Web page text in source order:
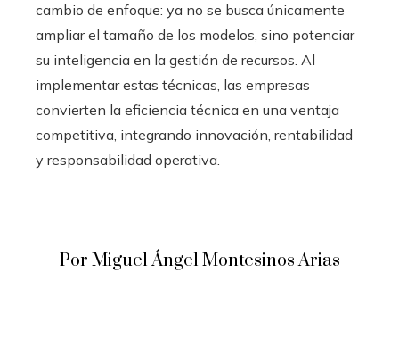
cambio de enfoque: ya no se busca únicamente
ampliar el tamaño de los modelos, sino potenciar
su inteligencia en la gestión de recursos. Al
implementar estas técnicas, las empresas
convierten la eficiencia técnica en una ventaja
competitiva, integrando innovación, rentabilidad
y responsabilidad operativa.
Por Miguel Ángel Montesinos Arias